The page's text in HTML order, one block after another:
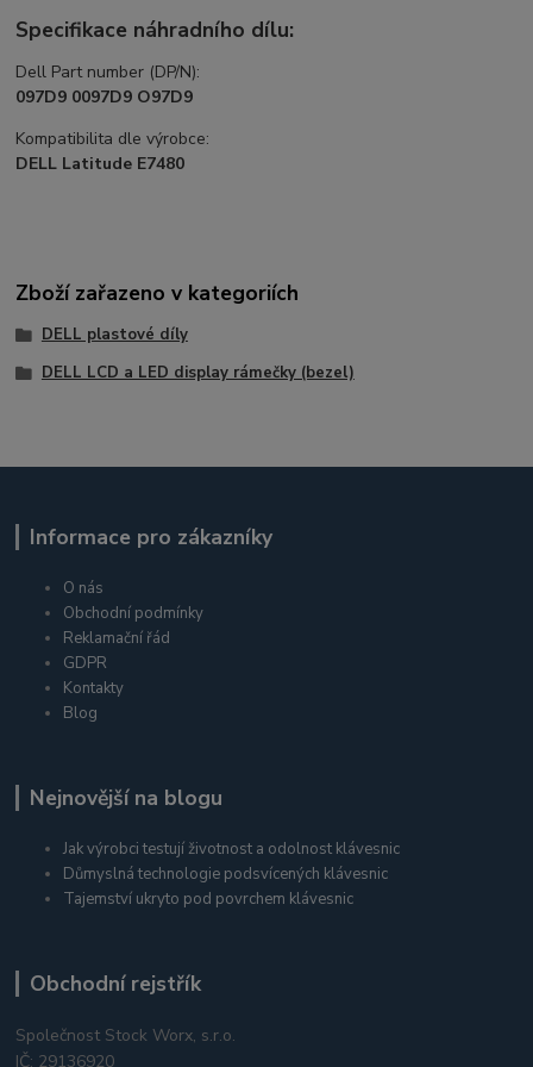
Specifikace náhradního dílu:
Dell Part number (DP/N):
097D9 0097D9 O97D9
Kompatibilita dle výrobce:
DELL Latitude E7480
Zboží zařazeno v kategoriích
DELL plastové díly
DELL LCD a LED display rámečky (bezel)
Informace pro zákazníky
O nás
Obchodní podmínky
Reklamační řád
GDPR
Kontakty
Blog
Nejnovější na blogu
Jak výrobci testují životnost a odolnost klávesnic
Důmyslná technologie podsvícených klávesnic
Tajemství ukryto pod povrchem klávesnic
Obchodní rejstřík
Společnost Stock Worx, s.r.o.
IČ: 29136920